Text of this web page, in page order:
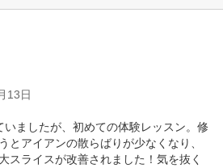
13日
いましたが、初めての体験レッスン。修
とアイアンの散らばりが少なくなり、
スライスが改善されました！気を抜く